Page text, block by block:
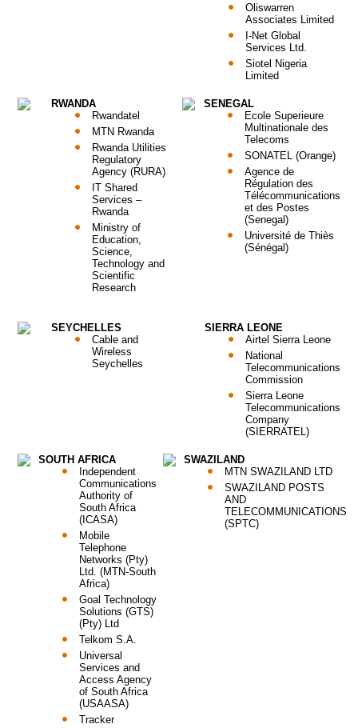
Oliswarren
Associates Limited
I-Net Global
Services Ltd.
Siotel Nigeria
Limited
RWANDA
Rwandatel
MTN Rwanda
Rwanda Utilities
Regulatory
Agency (RURA)
IT Shared
Services –
Rwanda
Ministry of
Education,
Science,
Technology and
Scientific
Research
SENEGAL
Ecole Superieure
Multinationale des
Telecoms
SONATEL (Orange)
Agence de
Régulation des
Télécommunications
et des Postes
(Senegal)
Université de Thiès
(Sénégal)
SEYCHELLES
Cable and
Wireless
Seychelles
SIERRA LEONE
Airtel Sierra Leone
National
Telecommunications
Commission
Sierra Leone
Telecommunications
Company
(SIERRATEL)
SOUTH AFRICA
Independent
Communications
Authority of
South Africa
(ICASA)
Mobile
Telephone
Networks (Pty)
Ltd. (MTN-South
Africa)
Goal Technology
Solutions (GTS)
(Pty) Ltd
Telkom S.A.
Universal
Services and
Access Agency
of South Africa
(USAASA)
Tracker
SWAZILAND
MTN SWAZILAND LTD
SWAZILAND POSTS
AND
TELECOMMUNICATIONS
(SPTC)